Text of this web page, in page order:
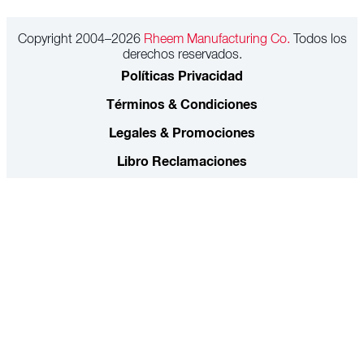
Copyright 2004–2026Rheem Manufacturing Co. Todos los
derechos reservados.
Políticas Privacidad
Términos & Condiciones
Legales & Promociones
Libro Reclamaciones